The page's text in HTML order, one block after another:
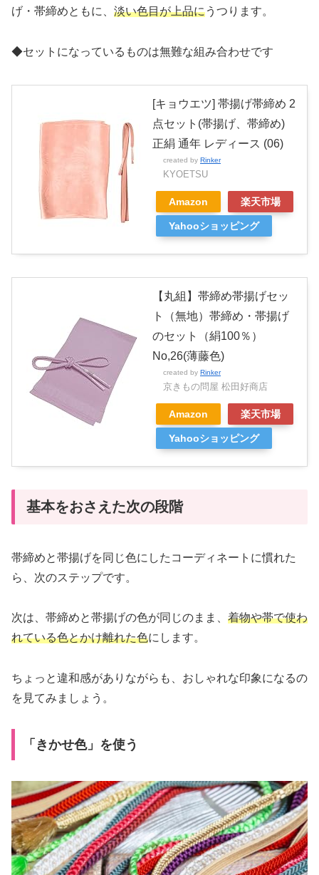
げ・帯締めともに、 淡い色目が上品にうつります。
◆セットになっているものは無難な組み合わせです
[キョウエツ] 帯揚げ帯締め 2
点セット(帯揚げ、帯締め)
正絹 通年 レディース (06)
created by Rinker
KYOETSU
Amazon 楽天市場
Yahooショッピング
【丸組】帯締め帯揚げセッ
ト（無地）帯締め・帯揚げ
のセット（絹100％）
No,26(薄藤色)
created by Rinker
京きもの問屋 松田好商店
Amazon 楽天市場
Yahooショッピング
基本をおさえた次の段階
帯締めと帯揚げを同じ色にしたコーディネートに慣れた
ら、次のステップです。
次は、帯締めと帯揚げの色が同じのまま、 着物や帯で使わ
れている色とかけ離れた色にします。
ちょっと違和感がありながらも、おしゃれな印象になるの
を見てみましょう。
「きかせ色」を使う